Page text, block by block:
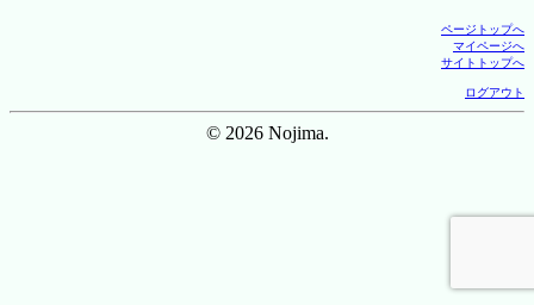
ページトップへ
マイページへ
サイトトップへ
ログアウト
© 2026 Nojima.